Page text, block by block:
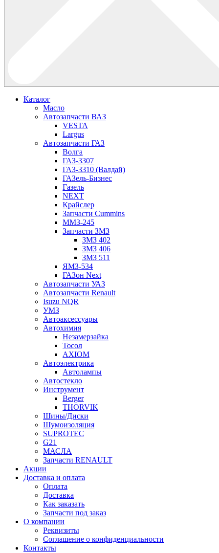
Каталог
Масло
Автозапчасти ВАЗ
VESTA
Largus
Автозапчасти ГАЗ
Волга
ГАЗ-3307
ГАЗ-3310 (Валдай)
ГАЗель-Бизнес
Газель
NEXT
Крайслер
Запчасти Cummins
ММЗ-245
Запчасти ЗМЗ
ЗМЗ 402
ЗМЗ 406
ЗМЗ 511
ЯМЗ-534
ГАЗон Next
Автозапчасти УАЗ
Автозапчасти Renault
Isuzu NQR
УМЗ
Автоаксессуары
Автохимия
Незамерзайка
Тосол
AXIOM
Автоэлектрика
Автолампы
Автостекло
Инструмент
Berger
THORVIK
Шины/Диски
Шумоизоляция
SUPROTEC
G21
МАСЛА
Запчасти RENAULT
Акции
Доставка и оплата
Оплата
Доставка
Как заказать
Запчасти под заказ
О компании
Реквизиты
Соглашение о конфиденциальности
Контакты